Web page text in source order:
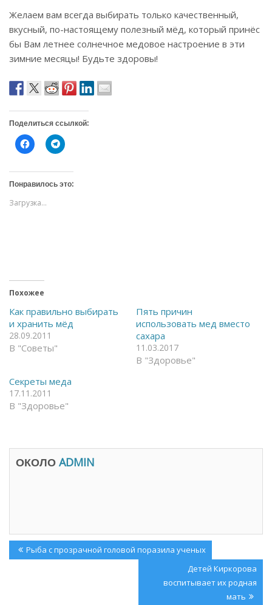
Желаем вам всегда выбирать только качественный,
вкусный, по-настоящему полезный мёд, который принёс
бы Вам летнее солнечное медовое настроение в эти
зимние месяцы! Будьте здоровы!
Поделиться ссылкой:
Н
а
и
т
е
ч
т
ь
а
F
a
c
e
b
(
О
т
к
р
т
с
я
н
)
Н
а
и
т
е
с
я
в
a
m
О
т
а
е
т
о
н
е
Понравилось это:
Загрузка...
Похожее
Как правильно выбирать
и хранить мёд
28.09.2011
В "Советы"
Пять причин
использовать мед вместо
сахара
11.03.2017
В "Здоровье"
Секреты меда
17.11.2011
В "Здоровье"
ОКОЛО ADMIN
Навигация
по
Previous
Post:
Рыба с прозрачной головой поразила ученых
Next
Post:
Детей Киркорова
воспитывает их родная
мать